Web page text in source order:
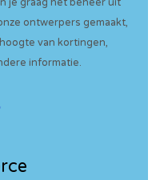
je graag het beheer uit
ontwerpers gemaakt,
van kortingen,
informatie.